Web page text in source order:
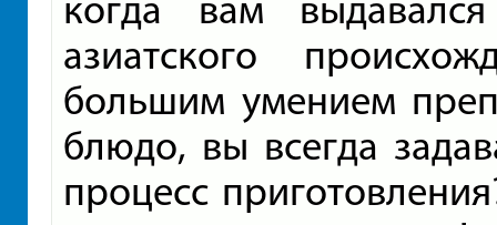
азиатского
большим умением
блюдо, вы всегда
процесс